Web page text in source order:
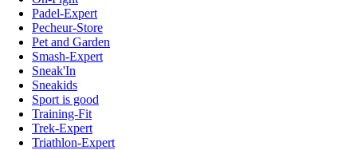
Padel-Expert
Pecheur-Store
Pet and Garden
Smash-Expert
Sneak'In
Sneakids
Sport is good
Training-Fit
Trek-Expert
Triathlon-Expert